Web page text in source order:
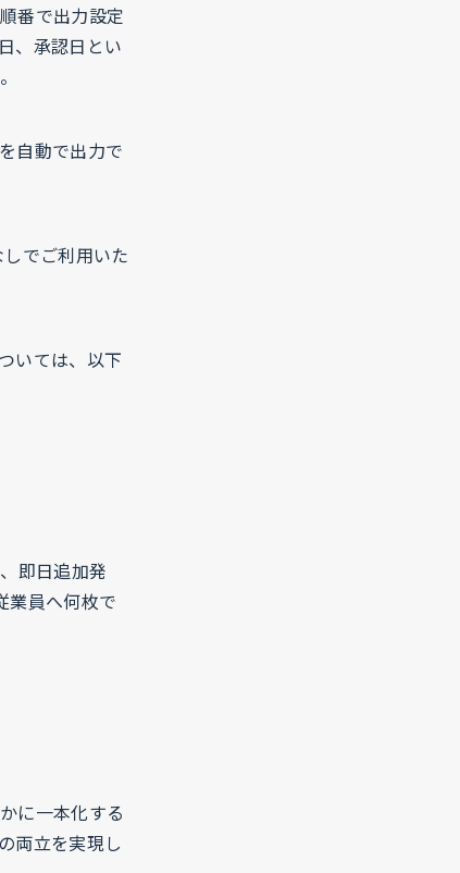
番で出力設定
、承認日とい
自動で出力で
でご利用いた
いては、以下
即日追加発
業員へ何枚で
に一本化する
両立を実現し